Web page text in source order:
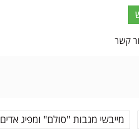
קשר
מייבשי מגבות "סולם" ומפיג אדים